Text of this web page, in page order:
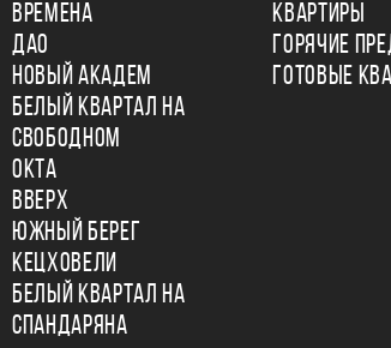
ВРЕМЕНА
ДАО
НОВЫЙ АКАДЕМ
БЕЛЫЙ КВАРТАЛ НА
СВОБОДНОМ
ОКТА
ВВЕРХ
ЮЖНЫЙ БЕРЕГ
КЕЦХОВЕЛИ
БЕЛЫЙ КВАРТАЛ НА
СПАНДАРЯНА
КВАРТИРЫ
ГОРЯЧИЕ
ГОТОВЫЕ